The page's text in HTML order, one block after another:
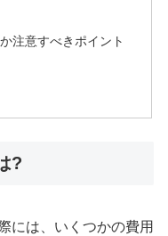
注意すべきポイント
?
には、いくつかの費用